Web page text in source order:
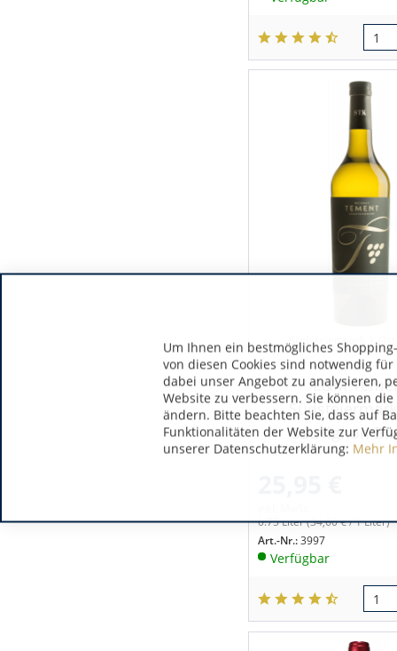
Südsteiermark |
E&M
Sauvignon
0.75 Liter(34,60 € / 1 Liter)
Art.-Nr.:3997
Verfügbar
Um Ihnen ein bestmögliches
von diesen Cookies sind notwendig
dabei unser Angebot zu analysieren,
Website zu verbessern. Sie können
ändern. Bitte beachten Sie, dass auf
Funktionalitäten der Website zur
unserer Datenschutzerklärung: Mehr